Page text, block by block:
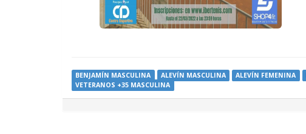
BENJAMÍN MASCULINA ALEVÍN MASCULINA ALEVÍN FEMENINA
VETERANOS +35 MASCULINA